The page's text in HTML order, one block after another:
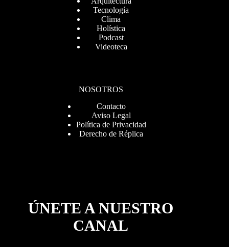
Tecnología
Clima
Holística
Podcast
Videoteca
NOSOTROS
Contacto
Aviso Legal
Política de Privacidad
Derecho de Réplica
ÚNETE A NUESTRO
CANAL